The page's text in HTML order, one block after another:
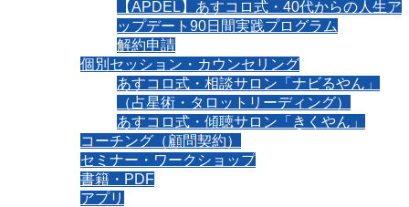
【APDEL】あすコロ式・40代からの人生ア
ップデート90日間実践プログラム
解約申請
個別セッション・カウンセリング
あすコロ式・相談サロン「ナビるやん」
（占星術・タロットリーディング）
あすコロ式・傾聴サロン「きくやん」
コーチング（顧問契約）
セミナー・ワークショップ
書籍・PDF
アプリ